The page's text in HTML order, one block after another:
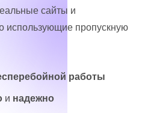
сайты и
использующие пропускную
работы
и надежно